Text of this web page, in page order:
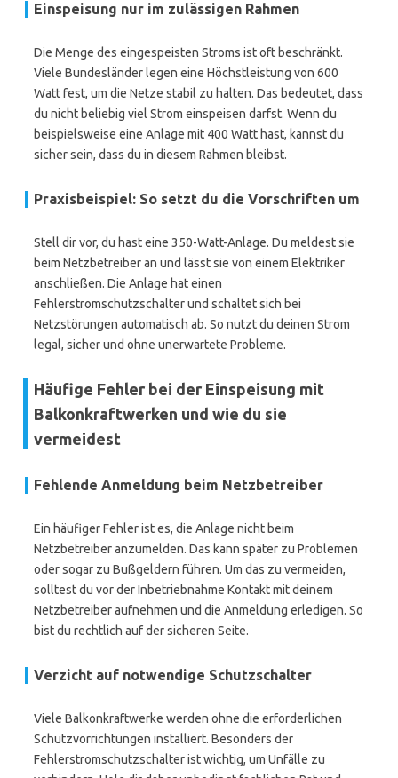
Einspeisung nur im zulässigen Rahmen
Die Menge des eingespeisten Stroms ist oft beschränkt.
Viele Bundesländer legen eine Höchstleistung von 600
Watt fest, um die Netze stabil zu halten. Das bedeutet, dass
du nicht beliebig viel Strom einspeisen darfst. Wenn du
beispielsweise eine Anlage mit 400 Watt hast, kannst du
sicher sein, dass du in diesem Rahmen bleibst.
Praxisbeispiel: So setzt du die Vorschriften um
Stell dir vor, du hast eine 350-Watt-Anlage. Du meldest sie
beim Netzbetreiber an und lässt sie von einem Elektriker
anschließen. Die Anlage hat einen
Fehlerstromschutzschalter und schaltet sich bei
Netzstörungen automatisch ab. So nutzt du deinen Strom
legal, sicher und ohne unerwartete Probleme.
Häufige Fehler bei der Einspeisung mit
Balkonkraftwerken und wie du sie
vermeidest
Fehlende Anmeldung beim Netzbetreiber
Ein häufiger Fehler ist es, die Anlage nicht beim
Netzbetreiber anzumelden. Das kann später zu Problemen
oder sogar zu Bußgeldern führen. Um das zu vermeiden,
solltest du vor der Inbetriebnahme Kontakt mit deinem
Netzbetreiber aufnehmen und die Anmeldung erledigen. So
bist du rechtlich auf der sicheren Seite.
Verzicht auf notwendige Schutzschalter
Viele Balkonkraftwerke werden ohne die erforderlichen
Schutzvorrichtungen installiert. Besonders der
Fehlerstromschutzschalter ist wichtig, um Unfälle zu